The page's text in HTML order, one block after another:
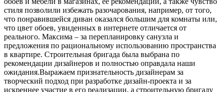
стиля позволили избежать разочарования, например, от того,
что понравившейся диван оказался большим для комнаты или,
что цвет обоев, увиденных в интернете отличается от
реального. Максима – за перепланировку санузла и
предложения по рациональному использованию пространства
в квартире. Строительная бригада была выбрана по
рекомендации дизайнеров и полностью оправдала наши
ожидания.Выражаем признательность дизайнерам за
творческий подход при разработке дизайн-проекта и за
искреннее участие в его реализации, а строительную бригаду